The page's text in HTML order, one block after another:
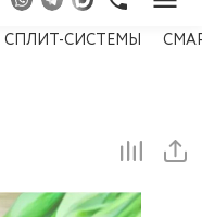
СПЛИТ-СИСТЕМЫ